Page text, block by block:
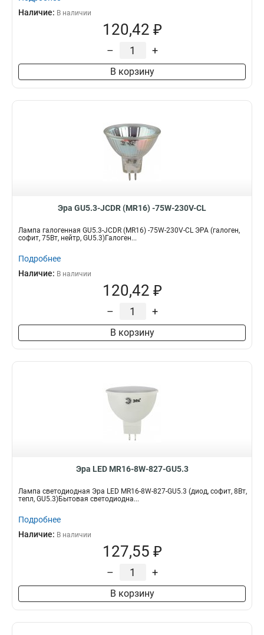
Наличие: В наличии
120,42 ₽
– +
В корзину
Эра GU5.3-JCDR (MR16) -75W-230V-CL
Лампа галогенная GU5.3-JCDR (MR16) -75W-230V-CL ЭРА (галоген,
софит, 75Вт, нейтр, GU5.3)Галоген...
Подробнее
Наличие: В наличии
120,42 ₽
– +
В корзину
Эра LED MR16-8W-827-GU5.3
Лампа светодиодная Эра LED MR16-8W-827-GU5.3 (диод, софит, 8Вт,
тепл, GU5.3)Бытовая светодиодна...
Подробнее
Наличие: В наличии
127,55 ₽
– +
В корзину